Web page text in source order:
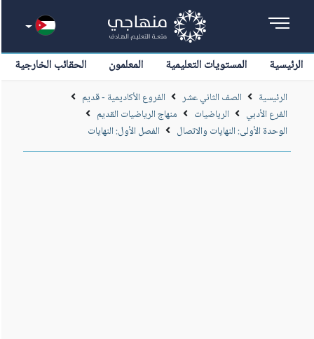
الرئيسية المستويات التعليمية المعلمون الحقائب الخارجية
الرئيسية الصف الثاني عشر
الفروع الأكاديمية - قديم
الفرع الأدبي
الرياضيات
منهاج الرياضيات القديم
الوحدة الأولى: النهايات والاتصال
الفصل الأول: النهايات